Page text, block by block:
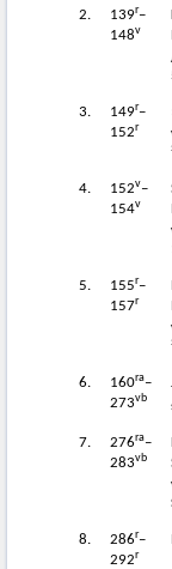
2. 139r–
148v
3. 149r–
152r
4. 152v–
154v
5. 155r–
157r
6. 160ra–
273vb
7. 276ra–
283vb
8. 286r–
292r